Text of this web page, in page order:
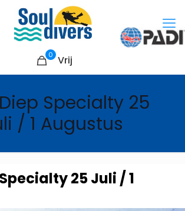
0 Vrij
Specialty 25
/ 1 Augustus
25 Juli / 1